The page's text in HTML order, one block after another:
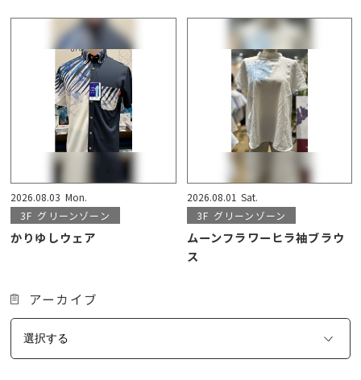
2026.08.03 Mon.
3F グリーンゾーン
かりゆしウェア
2026.08.01 Sat.
3F グリーンゾーン
ムーンフラワーヒラ袖ブラウ
ス
アーカイブ